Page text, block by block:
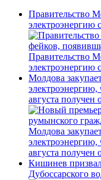
Правительство
электроэнергию
Правительство
электроэнергию
Молдова
августа получен
Молдова
августа получен
Кишинев
Дубоссарского